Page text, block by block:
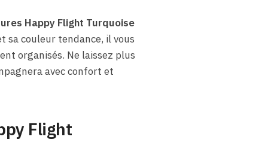
Happy Flight Turquoise
sa couleur tendance, il vous
organisés. Ne laissez plus
avec confort et
Flight